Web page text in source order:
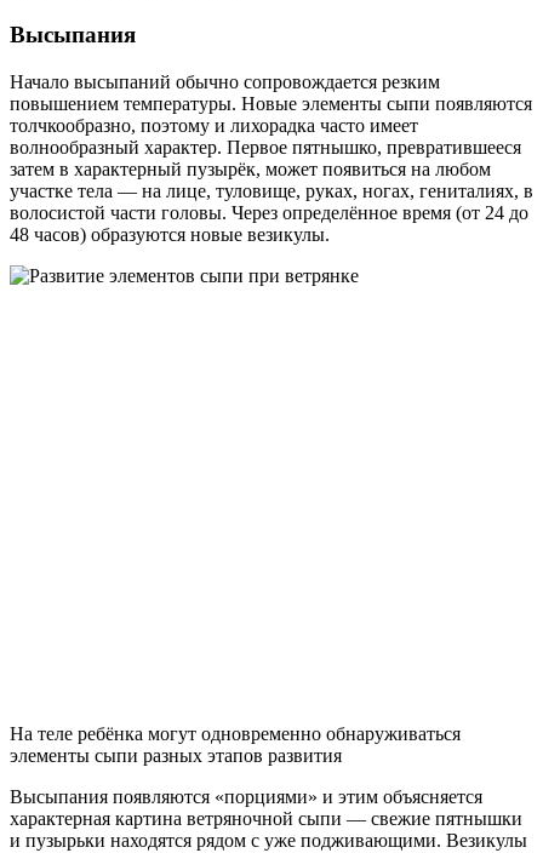
Высыпания
Начало высыпаний обычно сопровождается резким
повышением температуры. Новые элементы сыпи появляются
толчкообразно, поэтому и лихорадка часто имеет
волнообразный характер. Первое пятнышко, превратившееся
затем в характерный пузырёк, может появиться на любом
участке тела — на лице, туловище, руках, ногах, гениталиях, в
волосистой части головы. Через определённое время (от 24 до
48 часов) образуются новые везикулы.
На теле ребёнка могут одновременно обнаруживаться
элементы сыпи разных этапов развития
Высыпания появляются «порциями» и этим объясняется
характерная картина ветряночной сыпи — свежие пятнышки
и пузырьки находятся рядом с уже подживающими. Везикулы